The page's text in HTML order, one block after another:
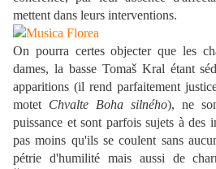
mettent dans leurs interventions.
On pourra certes objecter que les
dames, la basse Tomaš Kral étant
apparitions (il rend parfaitement
motet Chvalte Boha silného), ne
puissance et sont parfois sujets à des
pas moins qu'ils se coulent sans
pétrie d'humilité mais aussi de